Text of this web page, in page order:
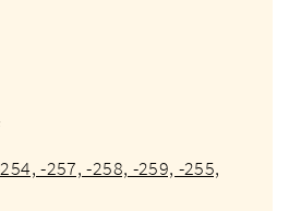
-257, -258, -259, -255,